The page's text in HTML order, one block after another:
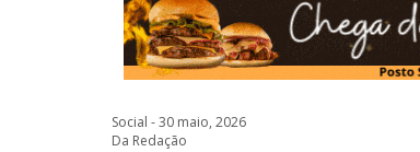
Social - 30 maio, 2026
Da Redação